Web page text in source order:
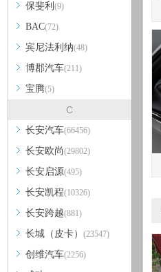
保斐利 (9)
BAC(72)
宾尼法利纳(48)
博郡汽车(211)
宝腾(5)
C
长安汽车(66456)
长安欧尚(29802)
长安启源(495)
长安凯程(10326)
长安跨越(881)
长城（皮卡） (23547)
创维汽车(2256)